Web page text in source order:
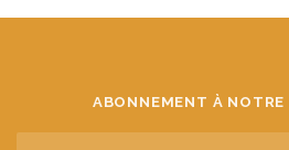
ABONNEMENT À NOTRE